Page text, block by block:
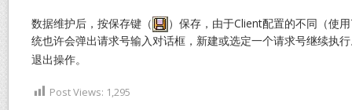
数据维护后，按保存键（
）保存，由于Client配置的不同（使
统也许会弹出请求号输入对话框，新建或选定一个请求号继续执
退出操作。
Post Views: 1,295